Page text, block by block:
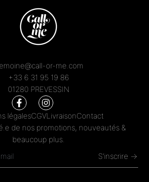
or-me.com
+33 6 31 95 19 86
01280 PREVESSIN
légalesCGVLivraisonContact
de nos promotions, nouveautés &
beaucoup plus.
S'inscrire →